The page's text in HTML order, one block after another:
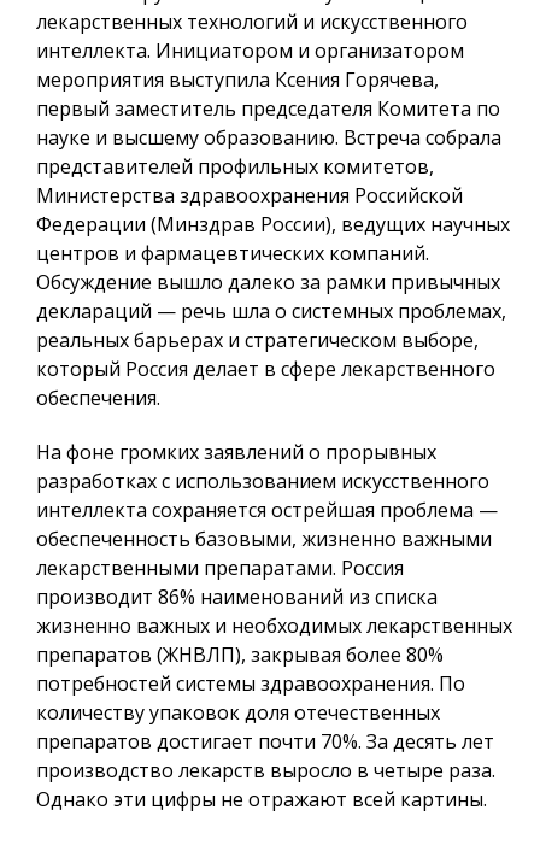
лекарственных технологий и искусственного
интеллекта. Инициатором и организатором
мероприятия выступила Ксения Горячева,
первый заместитель председателя Комитета по
науке и высшему образованию. Встреча собрала
представителей профильных комитетов,
Министерства здравоохранения Российской
Федерации (Минздрав России), ведущих научных
центров и фармацевтических компаний.
Обсуждение вышло далеко за рамки привычных
деклараций — речь шла о системных проблемах,
реальных барьерах и стратегическом выборе,
который Россия делает в сфере лекарственного
обеспечения.
На фоне громких заявлений о прорывных
разработках с использованием искусственного
интеллекта сохраняется острейшая проблема —
обеспеченность базовыми, жизненно важными
лекарственными препаратами. Россия
производит 86% наименований из списка
жизненно важных и необходимых лекарственных
препаратов (ЖНВЛП), закрывая более 80%
потребностей системы здравоохранения. По
количеству упаковок доля отечественных
препаратов достигает почти 70%. За десять лет
производство лекарств выросло в четыре раза.
Однако эти цифры не отражают всей картины.